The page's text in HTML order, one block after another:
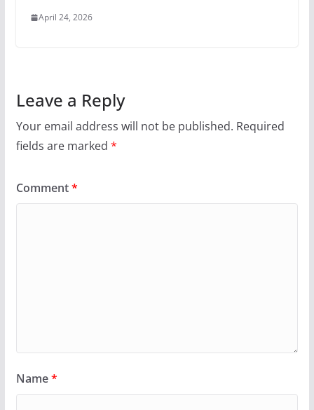
April 24, 2026
Leave a Reply
Your email address will not be published. Required
fields are marked *
Comment*
Name*